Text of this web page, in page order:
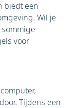
biedt een
Wil je
voor
Tijdens een